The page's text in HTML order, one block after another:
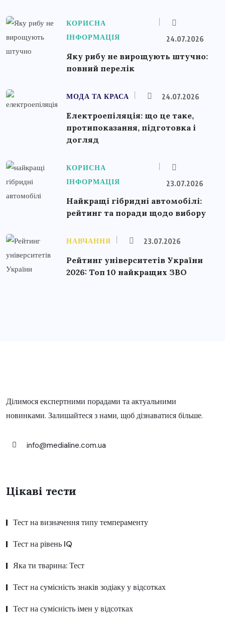
КОРИСНА
ІНФОРМАЦІЯ
24.07.2026
Яку рибу не вирощують штучно:
повний перелік
МОДА ТА КРАСА 24.07.2026
Електроепіляція: що це таке,
протипоказання, підготовка і
догляд
КОРИСНА
ІНФОРМАЦІЯ
23.07.2026
Найкращі гібридні автомобілі:
рейтинг та поради щодо вибору
НАВЧАННЯ 23.07.2026
Рейтинг університетів України
2026: Топ 10 найкращих ЗВО
Ділимося експертними порадами та актуальними
новинками. Залишайтеся з нами, щоб дізнаватися більше.
info@medialine.com.ua
Цікаві тести
Тест на визначення типу темпераменту
Тест на рівень IQ
Яка ти тварина: Тест
Тест на сумісність знаків зодіаку у відсотках
Тест на сумісність імен у відсотках